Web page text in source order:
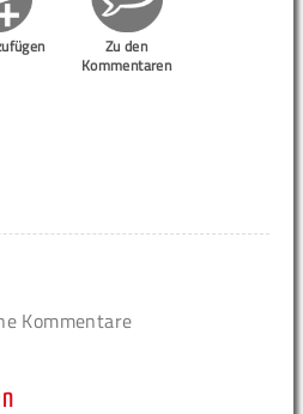
Zu den
Kommentaren
Kommentare